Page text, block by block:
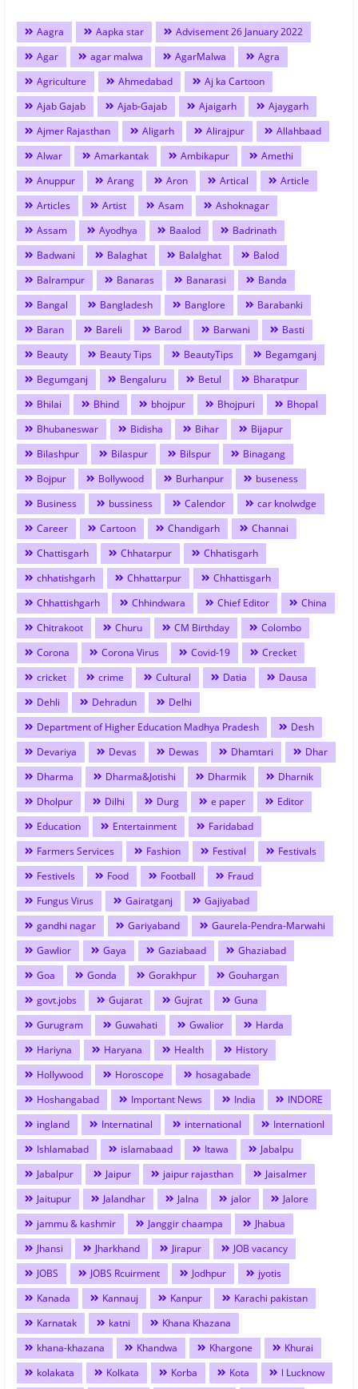
Aagra Aapka star
Advisement 26 January 2022
Agar
agar malwa AgarMalwa
Agra
Agriculture
Ahmedabad
Aj ka Cartoon
Ajab Gajab
Ajab-Gajab Ajaigarh
Ajaygarh
Ajmer Rajasthan
Aligarh Alirajpur
Allahbaad
Alwar
Amarkantak Ambikapur
Amethi
Anuppur
Arang Aron Artical
Article
Articles
Artist Asam
Ashoknagar
Assam
Ayodhya Baalod
Badrinath
Badwani
Balaghat Balalghat
Balod
Balrampur
Banaras Banarasi
Banda
Bangal
Bangladesh Banglore
Barabanki
Baran
Bareli Barod Barwani
Basti
Beauty
Beauty Tips BeautyTips
Begamganj
Begumganj
Bengaluru Betul
Bharatpur
Bhilai
Bhind bhojpur Bhojpuri
Bhopal
Bhubaneswar
Bidisha Bihar
Bijapur
Bilashpur
Bilaspur Bilspur
Binagang
Bojpur
Bollywood Burhanpur
buseness
Business
bussiness Calendor
car knolwdge
Career
Cartoon Chandigarh
Channai
Chattisgarh
Chhatarpur
Chhatisgarh
chhatishgarh
Chhattarpur
Chhattisgarh
Chhattishgarh
Chhindwara Chief Editor
China
Chitrakoot
Churu CM Birthday
Colombo
Corona
Corona Virus Covid-19
Crecket
cricket
crime Cultural Datia
Dausa
Dehli
Dehradun
Delhi
Department of Higher Education Madhya Pradesh
Desh
Devariya
Devas Dewas Dhamtari
Dhar
Dharma
Dharma&Jotishi Dharmik
Dharnik
Dholpur
Dilhi Durg e paper
Editor
Education
Entertainment
Faridabad
Farmers Services
Fashion Festival
Festivals
Festivels
Food Football
Fraud
Fungus Virus
Gairatganj
Gajiyabad
gandhi nagar
Gariyaband
Gaurela-Pendra-Marwahi
Gawlior
Gaya Gaziabaad
Ghaziabad
Goa
Gonda Gorakhpur
Gouhargan
govt.jobs
Gujarat Gujrat
Guna
Gurugram
Guwahati Gwalior
Harda
Hariyna
Haryana Health
History
Hollywood
Horoscope
hosagabade
Hoshangabad
Important News India
INDORE
ingland
Internatinal international
Internationl
Ishlamabad
islamabaad Itawa
Jabalpu
Jabalpur
Jaipur jaipur rajasthan
Jaisalmer
Jaitupur
Jalandhar Jalna jalor
Jalore
jammu & kashmir
Janggir chaampa
Jhabua
Jhansi
Jharkhand Jirapur
JOB vacancy
JOBS
JOBS Rcuirment Jodhpur
jyotis
Kanada
Kannauj Kanpur
Karachi pakistan
Karnatak
katni
Khana Khazana
khana-khazana
Khandwa Khargone
Khurai
kolakata
Kolkata Korba Kota
l Lucknow